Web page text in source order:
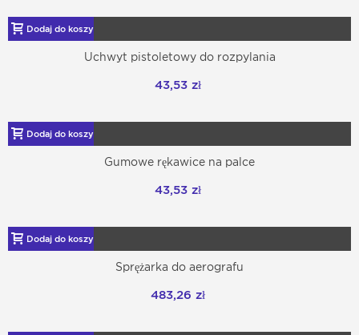
Dodaj do koszyka
Uchwyt pistoletowy do rozpylania
43,53 zł
Dodaj do koszyka
Gumowe rękawice na palce
43,53 zł
Dodaj do koszyka
Sprężarka do aerografu
483,26 zł